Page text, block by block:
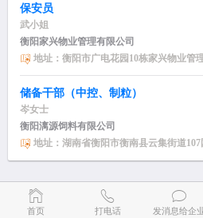
保安员
武小姐
衡阳家兴物业管理有限公司
地址：衡阳市广电花园10栋家兴物业管
储备干部（中控、制粒）
岑女士
衡阳漓源饲料有限公司
地址：湖南省衡阳市衡南县云集街道107
首页 打电话 发消息给企